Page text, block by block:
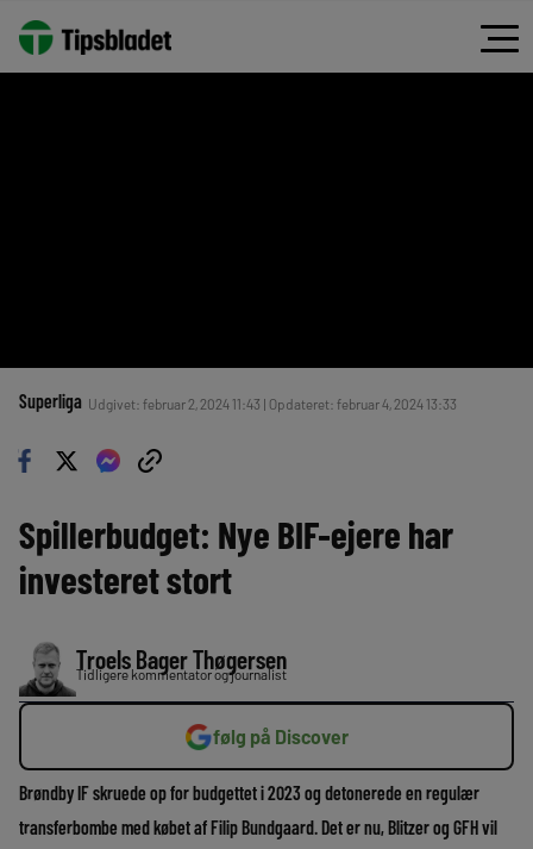
Superliga Udgivet: februar 2, 2024 11:43 | Opdateret: februar 4, 2024 13:33
Spillerbudget: Nye BIF-ejere har
investeret stort
Troels Bager Thøgersen
Tidligere kommentator og journalist
følg på Discover
Brøndby IF skruede op for budgettet i 2023 og detonerede en regulær
transferbombe med købet af Filip Bundgaard. Det er nu, Blitzer og GFH vil